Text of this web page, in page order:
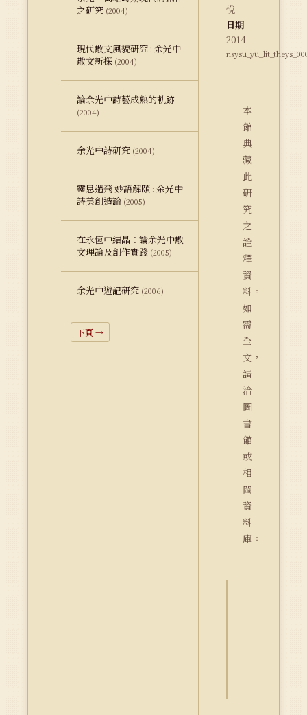
之研究 (2004)
現代散文風貌研究 : 余光中
散文新探 (2004)
論余光中詩藝成熟的軌跡
(2004)
余光中詩研究 (2004)
靈思遄飛 妙語解頤 : 余光中
詩美創造論 (2005)
在永恆中結晶：論余光中散
文理論及創作實踐 (2005)
余光中遊記研究 (2006)
下頁 →
悅
日期
2014
本
館
典
藏
此
研
究
之
詮
釋
資
料。
如
需
全
文，
請
洽
圖
書
館
或
相
關
資
料
庫。